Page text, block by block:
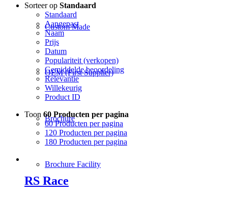
Custom Made
OEM (First Supplier)
Brochure
Brochure Facility
Sorteer op Standaard
Standaard
Aangepast
Naam
Prijs
Datum
Populariteit (verkopen)
Gemiddelde beoordeling
Relevantie
Willekeurig
Product ID
Toon 60 Producten per pagina
60 Producten per pagina
120 Producten per pagina
180 Producten per pagina
RS Race